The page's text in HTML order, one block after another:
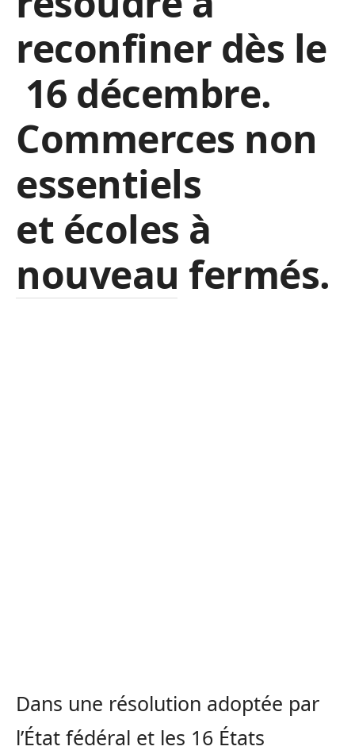
reconfiner dès le
16 décembre.
Commerces non
essentiels
et écoles à
nouveau fermés.
Dans une résolution adoptée par
l’État fédéral et les 16 États